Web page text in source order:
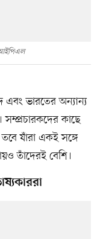
ভারতের অন্যান্য
কাছে
তবে যাঁরা একই সঙ্গে
তাঁদেরই বেশি।